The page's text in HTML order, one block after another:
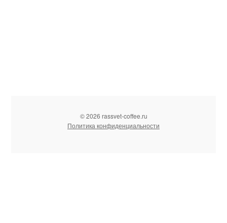
© 2026 rassvet-coffee.ru
Политика конфиденциальности